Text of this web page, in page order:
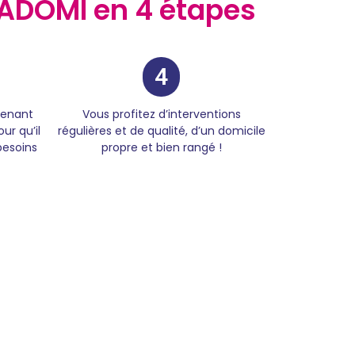
en 4 étapes
qu’il
4
Vous profitez d’interventions
régulières et de qualité, d’un domicile
propre et bien rangé !